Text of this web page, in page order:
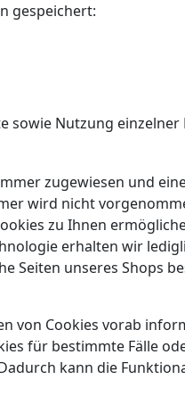
gespeichert:
sowie Nutzung einzelner
zugewiesen und
wird nicht
zu Ihnen
erhalten wir
Seiten unseres Shops
von Cookies vorab
für bestimmte Fälle
kann die